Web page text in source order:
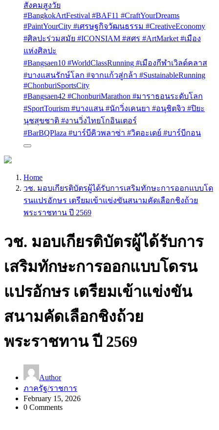
สังคมสูงวัย
#BangkokArtFestival #BAF11 #CraftYourDreams
#PaintYourCity #เศรษฐกิจวัฒนธรรม #CreativeEconomy
#ศิลปะร่วมสมัย #ICONSIAM #สศร #ArtMarket #เมือง
แห่งศิลปะ
#Bangsaen10 #WorldClassRunning #เมืองกีฬาเวิลด์คลาส
#บางแสนรักษ์โลก #จากแก้วสู่กล้า #SustainableRunning
#ChonburiSportsCity
#Bangsaen42 #ChonburiMarathon #มาราธอนระดับโลก
#SportTourism #บางแสน #นักวิ่งเคนยา #อนุชิตจิว #ปิยะ
นุชสุขชาติ #งานวิ่งไทยโกอินเตอร์
#BarBQPlaza #บาร์บีคิวพลาซ่า #วิตอะเดย์ #บาร์บีกอน
Home
วช. มอบเกียรติบัตรผู้ได้รับการเสริมทักษะการออกแบบโด
รนแปรอักษร เตรียมเข้าแข่งขันสนามคัดเลือกชิงถ้วย
พระราชทาน ปี 2569
วช. มอบเกียรติบัตรผู้ได้รับการ
เสริมทักษะการออกแบบโดรน
แปรอักษร เตรียมเข้าแข่งขัน
สนามคัดเลือกชิงถ้วย
พระราชทาน ปี 2569
Author
ภาครัฐ/ราชการ
February 15, 2026
0 Comments